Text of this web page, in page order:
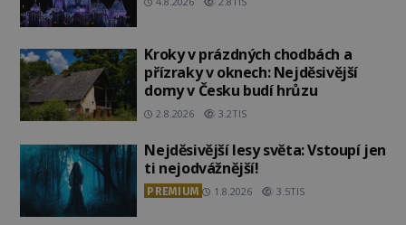
Kroky v prázdných chodbách a
přízraky v oknech: Nejděsivější
domy v Česku budí hrůzu
2.8.2026 3.2TIS
Nejděsivější lesy světa: Vstoupí jen
ti nejodvážnější!
PREMIUM 1.8.2026 3.5TIS